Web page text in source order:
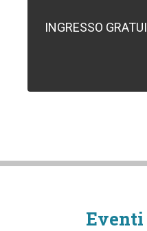
INGRESSO